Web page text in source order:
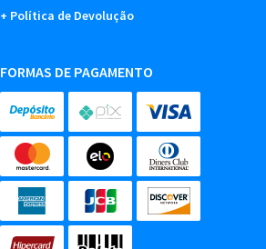
Política de Devolução
FORMAS DE PAGAMENTO